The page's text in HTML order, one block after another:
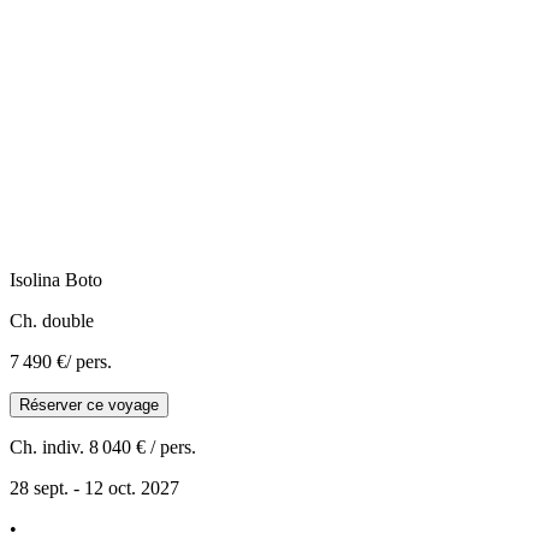
Isolina Boto
Ch. double
7 490 €/ pers.
Réserver ce voyage
Ch. indiv. 8 040 € / pers.
28 sept. - 12 oct. 2027
•